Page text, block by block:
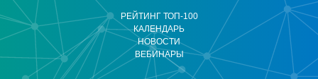
РЕЙТИНГ ТОП-100
КАЛЕНДАРЬ
НОВОСТИ
ВЕБИНАРЫ